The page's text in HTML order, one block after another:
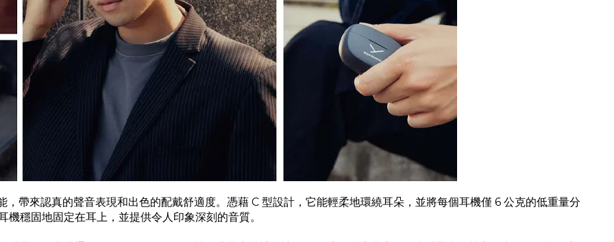
帶來認真的聲音表現和出色的配戴舒適度。憑藉 C 型設計，它能輕柔地環繞耳朵，並將每個耳機僅 6 公克的低重量分
穩固地固定在耳上，並提供令人印象深刻的音質。